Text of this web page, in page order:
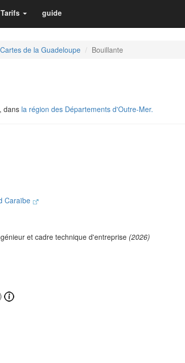
guide
Cartes de la Guadeloupe Bouillante
, dans la région des Départements d'Outre-Mer.
Caraïbe
et cadre technique d'entreprise (2026)